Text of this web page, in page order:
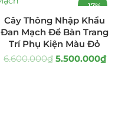
-17%
Cây Thông Nhập Khẩu
Đan Mạch Để Bàn Trang
Trí Phụ Kiện Màu Đỏ
6.600.000₫ 5.500.000₫